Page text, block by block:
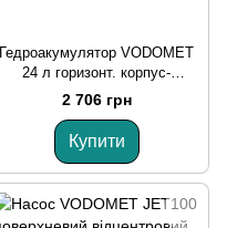
Гедроакумулятор VODOMET
24 л горизонт. корпус-
неірж.сталь
2 706 грн
Купити